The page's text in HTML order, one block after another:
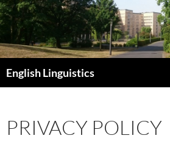
Skip
to
content
English Linguistics
PRIVACY POLICY